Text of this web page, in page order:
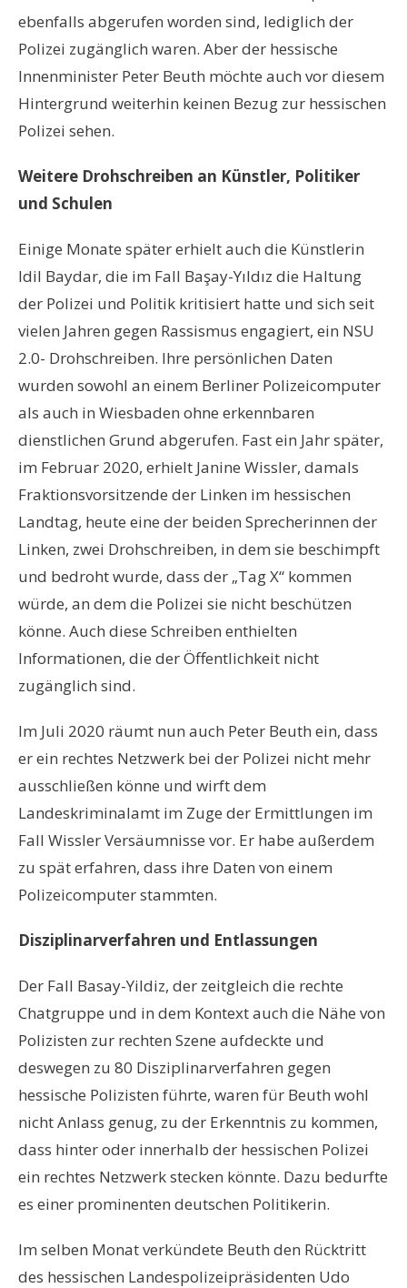
ebenfalls abgerufen worden sind, lediglich der
Polizei zugänglich waren. Aber der hessische
Innenminister Peter Beuth möchte auch vor diesem
Hintergrund weiterhin keinen Bezug zur hessischen
Polizei sehen.
Weitere Drohschreiben an Künstler, Politiker
und Schulen
Einige Monate später erhielt auch die Künstlerin
Idil Baydar, die im Fall Başay-Yıldız die Haltung
der Polizei und Politik kritisiert hatte und sich seit
vielen Jahren gegen Rassismus engagiert, ein NSU
2.0- Drohschreiben. Ihre persönlichen Daten
wurden sowohl an einem Berliner Polizeicomputer
als auch in Wiesbaden ohne erkennbaren
dienstlichen Grund abgerufen. Fast ein Jahr später,
im Februar 2020, erhielt Janine Wissler, damals
Fraktionsvorsitzende der Linken im hessischen
Landtag, heute eine der beiden Sprecherinnen der
Linken, zwei Drohschreiben, in dem sie beschimpft
und bedroht wurde, dass der „Tag X“ kommen
würde, an dem die Polizei sie nicht beschützen
könne. Auch diese Schreiben enthielten
Informationen, die der Öffentlichkeit nicht
zugänglich sind.
Im Juli 2020 räumt nun auch Peter Beuth ein, dass
er ein rechtes Netzwerk bei der Polizei nicht mehr
ausschließen könne und wirft dem
Landeskriminalamt im Zuge der Ermittlungen im
Fall Wissler Versäumnisse vor. Er habe außerdem
zu spät erfahren, dass ihre Daten von einem
Polizeicomputer stammten.
Disziplinarverfahren und Entlassungen
Der Fall Basay-Yildiz, der zeitgleich die rechte
Chatgruppe und in dem Kontext auch die Nähe von
Polizisten zur rechten Szene aufdeckte und
deswegen zu 80 Disziplinarverfahren gegen
hessische Polizisten führte, waren für Beuth wohl
nicht Anlass genug, zu der Erkenntnis zu kommen,
dass hinter oder innerhalb der hessischen Polizei
ein rechtes Netzwerk stecken könnte. Dazu bedurfte
es einer prominenten deutschen Politikerin.
Im selben Monat verkündete Beuth den Rücktritt
des hessischen Landespolizeipräsidenten Udo